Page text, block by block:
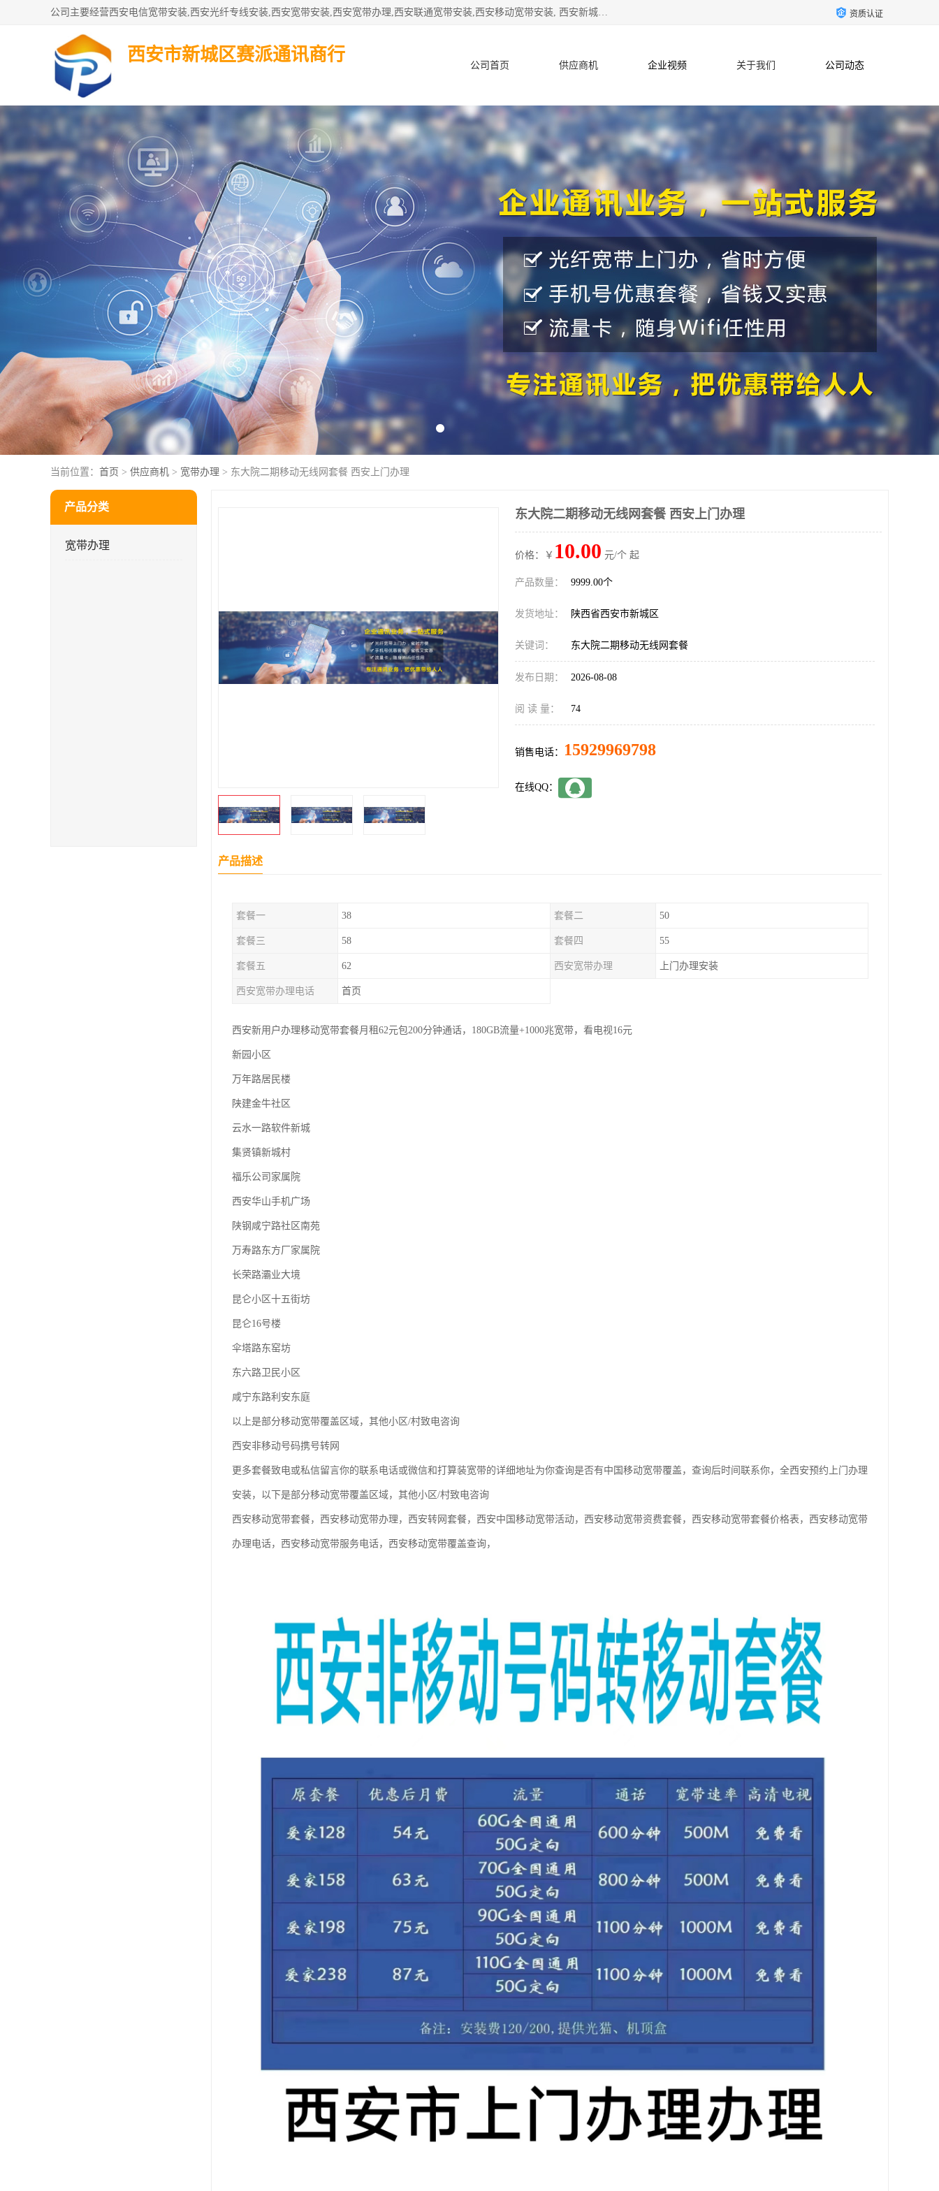
公司主要经营西安电信宽带安装,西安光纤专线安装,西安宽带安装,西安宽带办理,西安联通宽带安装,西安移动宽带安装, 西安新城赛派通讯商行从事西安地区的联通，移动，电信宽带安装，光纤专线安装，宽带办理等业务 资质认证
西安市新城区赛派通讯商行
公司首页 供应商机 企业视频 关于我们 公司动态
产品知识 客户案例 联系方式
当前位置： 首页 > 供应商机 > 宽带办理 > 东大院二期移动无线网套餐 西安上门办理
产品分类
宽带办理
东大院二期移动无线网套餐 西安上门办理
价格：￥ 10.00 元/个 起
产品数量： 9999.00个
发货地址： 陕西省西安市新城区
关键词： 东大院二期移动无线网套餐
发布日期： 2026-08-08
阅 读 量： 74
销售电话： 15929969798
在线QQ：
产品描述
套餐一 38 套餐二 50
套餐三 58 套餐四 55
套餐五 62 西安宽带办理 上门办理安装
西安宽带办理电话 首页
西安新用户办理移动宽带套餐月租62元包200分钟通话，180GB流量+1000兆宽带，看电视16元
新园小区
万年路居民楼
陕建金牛社区
云水一路软件新城
集贤镇新城村
福乐公司家属院
西安华山手机广场
陕钢咸宁路社区南苑
万寿路东方厂家属院
长荣路灞业大境
昆仑小区十五街坊
昆仑16号楼
伞塔路东窑坊
东六路卫民小区
咸宁东路利安东庭
以上是部分移动宽带覆盖区域，其他小区/村致电咨询
西安非移动号码携号转网
更多套餐致电或私信留言你的联系电话或微信和打算装宽带的详细地址为你查询是否有中国移动宽带覆盖，查询后时间联系你，全西安预约上门办理
安装，以下是部分移动宽带覆盖区域，其他小区/村致电咨询
西安移动宽带套餐，西安移动宽带办理，西安转网套餐，西安中国移动宽带活动，西安移动宽带资费套餐，西安移动宽带套餐价格表，西安移动宽带
办理电话，西安移动宽带服务电话，西安移动宽带覆盖查询，